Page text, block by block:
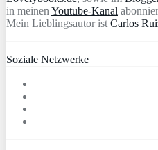
in meinen Youtube-Kanal
Mein Lieblingsautor ist Carlos
Soziale Netzwerke